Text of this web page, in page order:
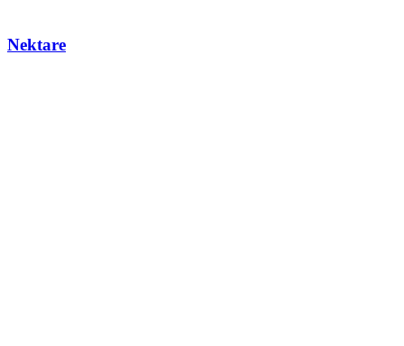
Nektare